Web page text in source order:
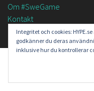
Om #SweGame
Kontakt
Integritet och cookies:
godkänner du deras
inklusive hur du kontrollerar